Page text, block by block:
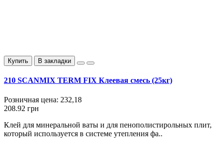
Купить В закладки
210 SCANMIX TERM FIX Клеевая смесь (25кг)
Розничная цена: 232,18
208.92 грн
Клей для минеральной ваты и для пенополистирольных плит,
который используется в системе утепления фа..